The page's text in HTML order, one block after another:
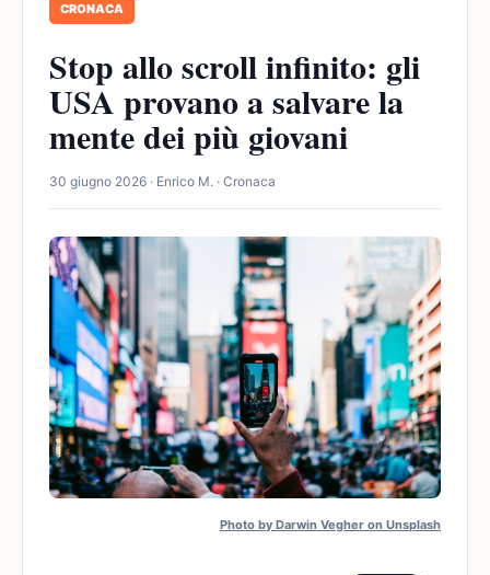
CRONACA
Stop allo scroll infinito: gli
USA provano a salvare la
mente dei più giovani
30 giugno 2026 · Enrico M. · Cronaca
Photo by Darwin Vegher on Unsplash